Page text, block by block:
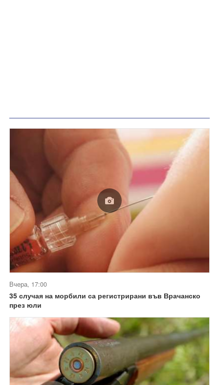
Вчера, 17:00
35 случая на морбили са регистрирани във Врачанско
през юли